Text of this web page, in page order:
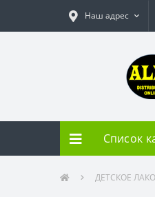
Наш адрес
Список
ДЕТСКОЕ